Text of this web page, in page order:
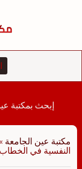
إبحث بمكتبة عين
مكتبة عين الجامعة »
النفسية في الخطاب